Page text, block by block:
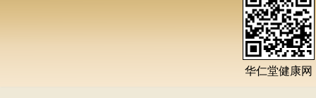
华仁堂健康网